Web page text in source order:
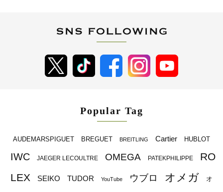
Popular Tag
AUDEMARSPIGUET BREGUET BREITLING Cartier HUBLOT
IWC JAEGER LECOULTRE OMEGA PATEKPHILIPPE
RO
LEX
SEIKO TUDOR YouTube ウブロ オメガ オ